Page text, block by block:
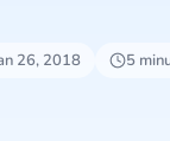
26, 2018
5